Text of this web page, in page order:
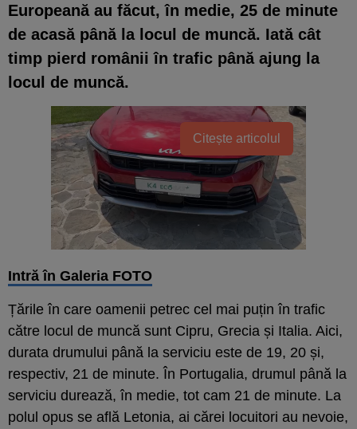
Europeană au făcut, în medie, 25 de minute
de acasă până la locul de muncă. Iată cât
timp pierd românii în trafic până ajung la
locul de muncă.
Citește articolul
Intră în Galeria FOTO
Țările în care oamenii petrec cel mai puțin în trafic
către locul de muncă sunt Cipru, Grecia și Italia. Aici,
durata drumului până la serviciu este de 19, 20 și,
respectiv, 21 de minute. În Portugalia, drumul până la
serviciu durează, în medie, tot cam 21 de minute. La
polul opus se află Letonia, ai cărei locuitori au nevoie,